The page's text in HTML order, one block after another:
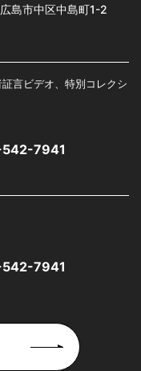
島市中区中島町1-2
言ビデオ、特別コレクシ
7941
7941